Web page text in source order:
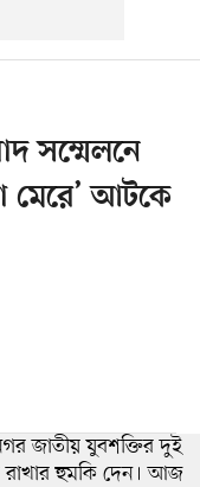
সম্মেলনে
মেরে’ আটকে